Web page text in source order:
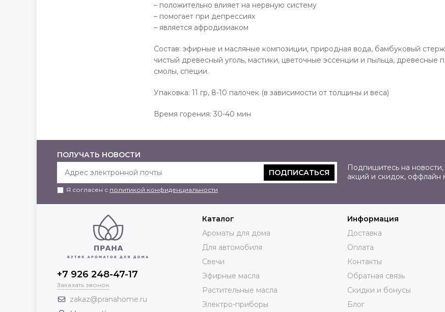
– положительно влияет на нервную систему
– помогает при депрессиях
– является афродизиаком
Состав: эфирные и масляные композиции, природная вода, бамбуковый
чистый древесный уголь, мастики, цветочные эссенции и пыльца, древесные
смолы, специи.
Упаковка: 11 гр, 8-10 палочек (в зависимости от толщины и веса)
Время горения: 30-40 мин
ПОЛУЧАТЬ НОВОСТИ
ПОДПИСАТЬСЯ
Я согласен с политикой конфиденциальности
Подпишитесь на
акций и скидок, оффлайн
+7 926 248-47-17
Заказать звонок
zakaz@pranahome.ru
Каталог
Ароматы для дома
Для автомобиля
Свечи
Эфирные масла
Растительные масла
Электро-приборы
Информация
Доставка
Оплата
Контакты
Обратная связь
Скидки и бонусы
Блог